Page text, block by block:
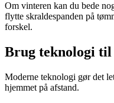
Om vinteren kan du bede
flytte skraldespanden på
forskel.
Brug teknologi
Moderne teknologi gør det
hjemmet på afstand.